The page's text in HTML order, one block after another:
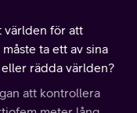
världen för att
ta ett av sina
rädda världen?
att kontrollera